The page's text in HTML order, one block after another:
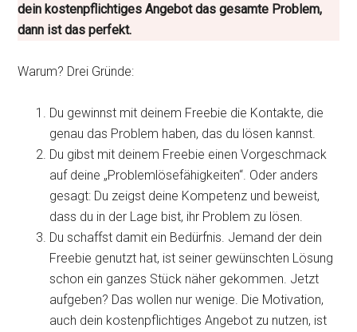
dein kostenpflichtiges Angebot das gesamte Problem,
dann ist das perfekt.
Warum? Drei Gründe:
Du gewinnst mit deinem Freebie die Kontakte, die
genau das Problem haben, das du lösen kannst.
Du gibst mit deinem Freebie einen Vorgeschmack
auf deine „Problemlösefähigkeiten“. Oder anders
gesagt: Du zeigst deine Kompetenz und beweist,
dass du in der Lage bist, ihr Problem zu lösen.
Du schaffst damit ein Bedürfnis. Jemand der dein
Freebie genutzt hat, ist seiner gewünschten Lösung
schon ein ganzes Stück näher gekommen. Jetzt
aufgeben? Das wollen nur wenige. Die Motivation,
auch dein kostenpflichtiges Angebot zu nutzen, ist